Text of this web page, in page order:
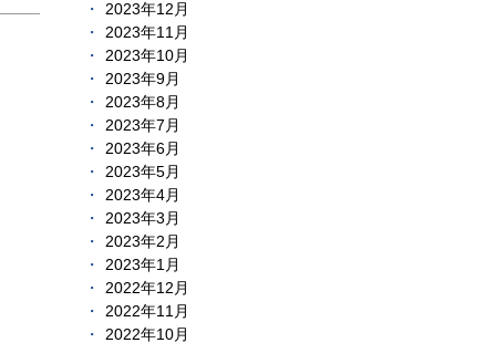
2023年12月
2023年11月
2023年10月
2023年9月
2023年8月
2023年7月
2023年6月
2023年5月
2023年4月
2023年3月
2023年2月
2023年1月
2022年12月
2022年11月
2022年10月